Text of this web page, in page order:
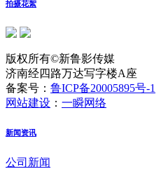
拍摄花絮
版权所有©新鲁影传媒
济南经四路万达写字楼A座
备案号： 鲁ICP备20005895号-1
网站建设 ： 一瞬网络
新闻资讯
公司新闻